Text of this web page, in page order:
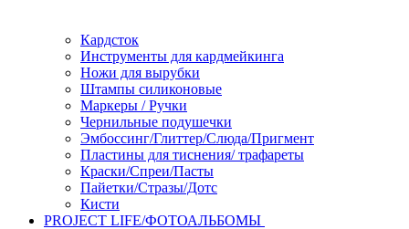
Кардсток
Инструменты для кардмейкинга
Ножи для вырубки
Штампы силиконовые
Маркеры / Ручки
Чернильные подушечки
Эмбоссинг/Глиттер/Слюда/Пригмент
Пластины для тиснения/ трафареты
Краски/Спреи/Пасты
Пайетки/Стразы/Дотс
Кисти
PROJECT LIFE/ФОТОАЛЬБОМЫ